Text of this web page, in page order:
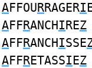
AFFOURRAGERI
AFFRANCHIREZ
AFFRANCHISSE
AFFRETASSIEZ